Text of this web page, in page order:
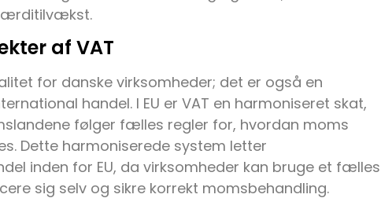
af VAT
for danske virksomheder; det er også en
handel. I EU er VAT en harmoniseret skat,
følger fælles regler for, hvordan moms
Dette harmoniserede system letter
inden for EU, da virksomheder kan bruge et fælles
sig selv og sikre korrekt momsbehandling.